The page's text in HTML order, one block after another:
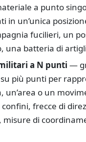
a punto
in un’unica
fucilieri, un
una batteria di
a N punti —
più punti per
un’area o un
frecce di
misure di